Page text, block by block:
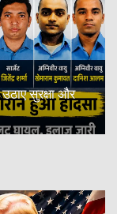
सुरक्षा और